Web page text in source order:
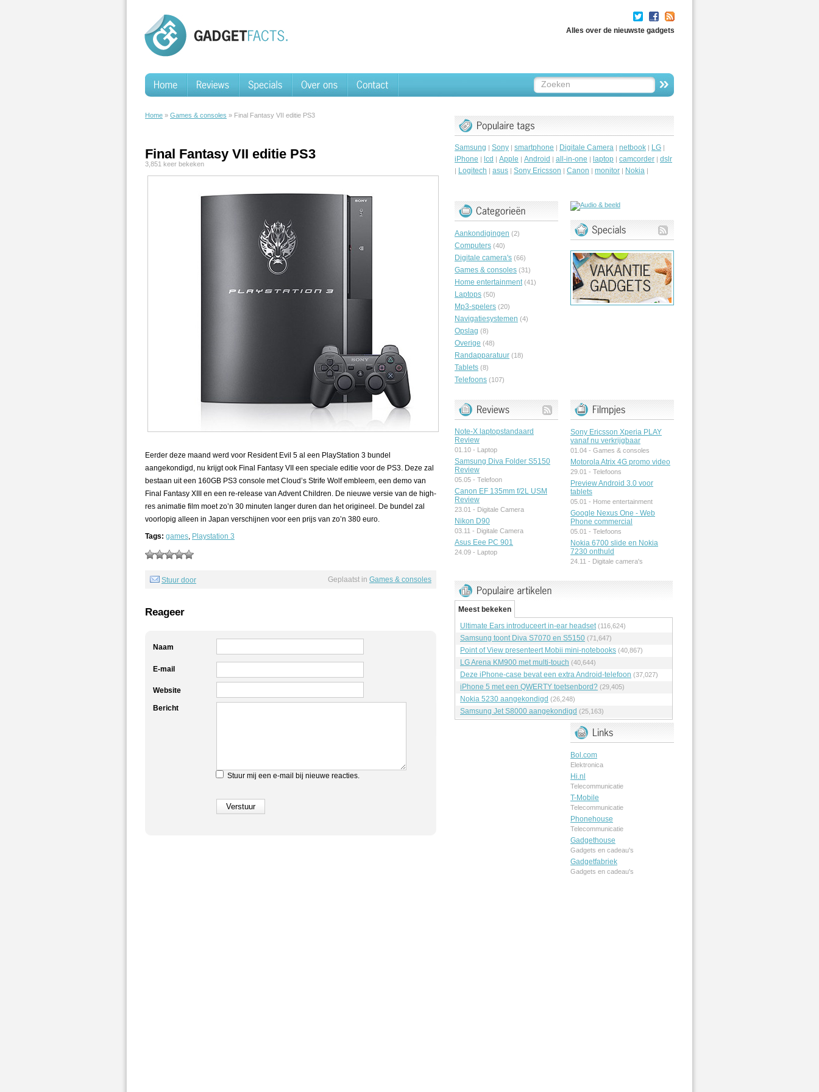
Alles over de nieuwste gadgets
Home » Games & consoles » Final Fantasy VII editie PS3
Final Fantasy VII editie PS3
3,851 keer bekeken
Eerder deze maand werd voor Resident Evil 5 al een PlayStation 3 bundel
aangekondigd, nu krijgt ook Final Fantasy VII een speciale editie voor de PS3. Deze zal
bestaan uit een 160GB PS3 console met Cloud’s Strife Wolf embleem, een demo van
Final Fantasy XIII en een re-release van Advent Children. De nieuwe versie van de high-
res animatie film moet zo’n 30 minuten langer duren dan het origineel. De bundel zal
voorlopig alleen in Japan verschijnen voor een prijs van zo’n 380 euro.
Tags: games, Playstation 3
Stuur door Geplaatst in Games & consoles
Reageer
Naam
E-mail
Website
Bericht
Stuur mij een e-mail bij nieuwe reacties.
Samsung | Sony | smartphone | Digitale Camera | netbook | LG |
iPhone | lcd | Apple | Android | all-in-one | laptop | camcorder | dslr
| Logitech | asus | Sony Ericsson | Canon | monitor | Nokia |
Aankondigingen (2)
Computers (40)
Digitale camera's (66)
Games & consoles (31)
Home entertainment (41)
Laptops (50)
Mp3-spelers (20)
Navigatiesystemen (4)
Opslag (8)
Overige (48)
Randapparatuur (18)
Tablets (8)
Telefoons (107)
Note-X laptopstandaard
Review
01.10 - Laptop
Samsung Diva Folder S5150
Review
05.05 - Telefoon
Canon EF 135mm f/2L USM
Review
23.01 - Digitale Camera
Nikon D90
03.11 - Digitale Camera
Asus Eee PC 901
24.09 - Laptop
Sony Ericsson Xperia PLAY
vanaf nu verkrijgbaar
01.04 - Games & consoles
Motorola Atrix 4G promo video
29.01 - Telefoons
Preview Android 3.0 voor
tablets
05.01 - Home entertainment
Google Nexus One - Web
Phone commercial
05.01 - Telefoons
Nokia 6700 slide en Nokia
7230 onthuld
24.11 - Digitale camera's
Meest bekeken
Ultimate Ears introduceert in-ear headset (116,624)
Samsung toont Diva S7070 en S5150 (71,647)
Point of View presenteert Mobii mini-notebooks (40,867)
LG Arena KM900 met multi-touch (40,644)
Deze iPhone-case bevat een extra Android-telefoon (37,027)
iPhone 5 met een QWERTY toetsenbord? (29,405)
Nokia 5230 aangekondigd (26,248)
Samsung Jet S8000 aangekondigd (25,163)
Bol.com
Elektronica
Hi.nl
Telecommunicatie
T-Mobile
Telecommunicatie
Phonehouse
Telecommunicatie
Gadgethouse
Gadgets en cadeau's
Gadgetfabriek
Gadgets en cadeau's